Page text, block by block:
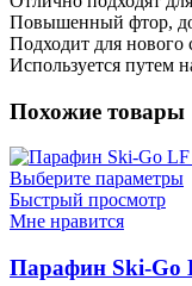
Повышенный фтор,
Подходит для нового
Используется путем
Похожие товары
Выберите параметры
Быстрый просмотр
Мне нравится
Парафин Ski-Go